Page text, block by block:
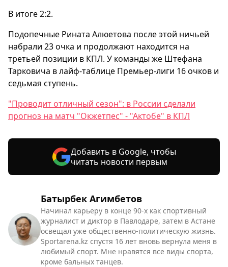
Батырбек Агимбетов
Начинал карьеру в конце 90-х как спортивный
журналист и диктор в Павлодаре, затем в Астане
освещал уже общественно-политическую жизнь.
Sportarena.kz спустя 16 лет вновь вернула меня в
любимый спорт. Мне нравятся все виды спорта,
кроме бальных танцев.
В итоге 2:2.
Подопечные Рината Алюетова после этой ничьей
набрали 23 очка и продолжают находится на
третьей позиции в КПЛ. У команды же Штефана
Тарковича в лайф-таблице Премьер-лиги 16 очков и
седьмая ступень.
"Проводит отличный сезон": в России сделали
прогноз на матч "Окжетпес" - "Актобе" в КПЛ
Добавить в Google, чтобы
читать новости первым